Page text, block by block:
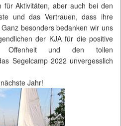
für Aktivitäten, aber auch bei den
und das Vertrauen, dass ihre
besonders bedanken wir uns
der KJA für die positive
Offenheit und den tollen
Segelcamp 2022 unvergesslich
Jahr!